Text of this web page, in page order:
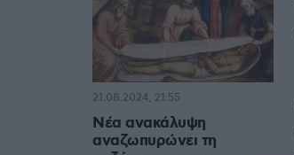
Νέα ανακάλυψη
αναζωπυρώνει τη
21.08.2024, 21:55